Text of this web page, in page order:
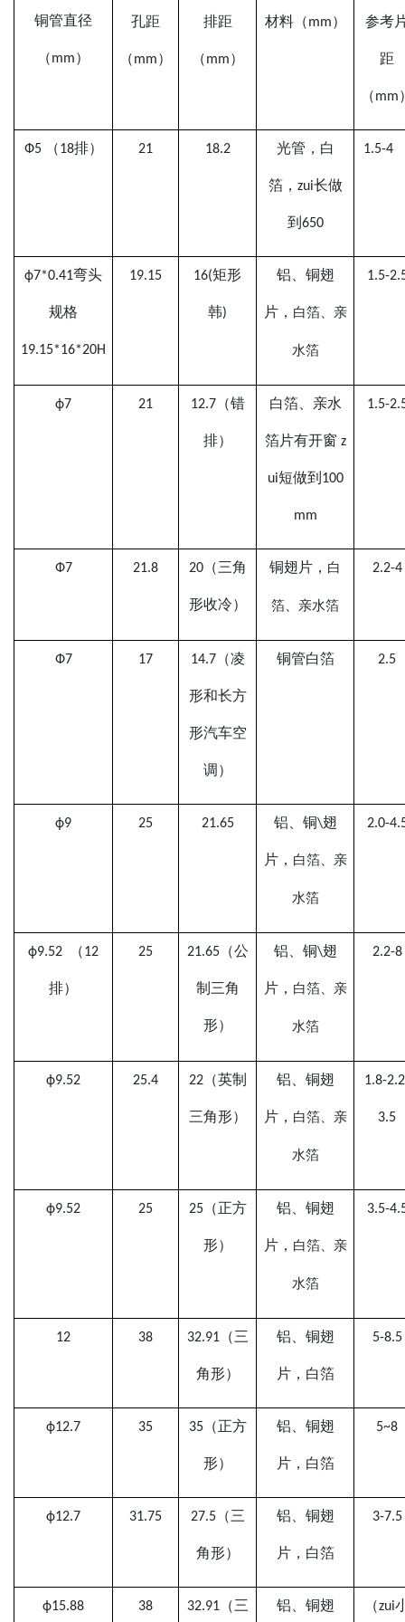
铜管直径
（ mm）
孔距
（ mm）
排距
（ mm）
材料（ mm） 参考
距
（ mm
Ф5 （18排） 21 18.2 光管，白
箔，zui长做
到 650
1.5-4
ф7*0.41弯头
规格
19.15*16*20H
19.15 16(矩形
韩)
铝、铜翅
片， 白箔、 亲
水箔
1.5-
ф7 21 12.7（错
排）
白箔、 亲水
箔片有开窗 z
ui短做到 100
mm
1.5-
Ф7 21.8 20（三角
形收冷）
铜翅片， 白
箔、 亲水箔
2.2-4
Ф7 17 14.7（凌
形和长方
形汽车空
调）
铜管白箔 2.5
ф9 25 21.65 铝、铜\翅
片， 白箔、 亲
水箔
2.0-
ф9.52 （ 12
排）
25 21.65（公
制三角
形）
铝、铜\翅
片， 白箔、 亲
水箔
2.2-8
ф9.52 25.4 22（英制
三角形）
铝、铜翅
片， 白箔、亲
水箔
1.8-
3.5
ф9.52 25 25（正方
形）
铝、铜翅
片， 白箔、亲
水箔
3.5-
12 38 32.91（三
角形）
铝、铜翅
片， 白箔
5-8.5
ф12.7 35 35（正方
形）
铝、铜翅
片， 白箔
5~8
ф12.7 31.75 27.5（三
角形）
铝、铜翅
片， 白箔
3-7.5
ф15.88 38 32.91（三 铝、铜翅 （zui